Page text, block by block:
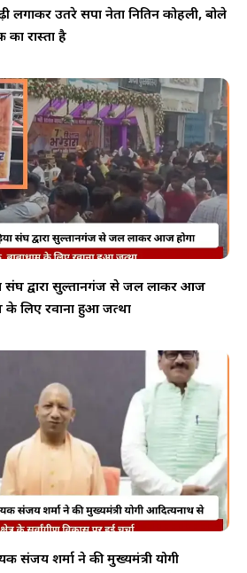
लगाकर उतरे सपा नेता नितिन कोहली, बोले
रास्ता है
संघ द्वारा सुल्तानगंज से जल लाकर आज
के लिए रवाना हुआ जत्था
संजय शर्मा ने की मुख्यमंत्री योगी